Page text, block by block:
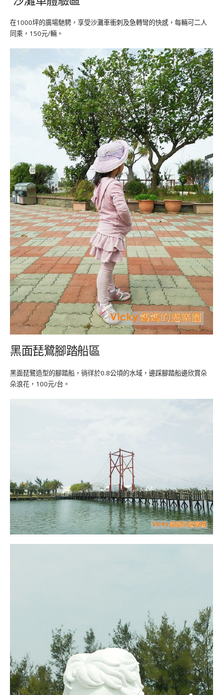
在1000坪的廣場馳騁，享受沙灘車衝刺及急轉彎的快感，每輛可二人
同乘，150元/輛。
黑面琵鷺腳踏船區
黑面琵鷺造型的腳踏船，徜徉於0.8公頃的水域，邊踩腳踏船邊欣賞朵
朵浪花，100元/台。